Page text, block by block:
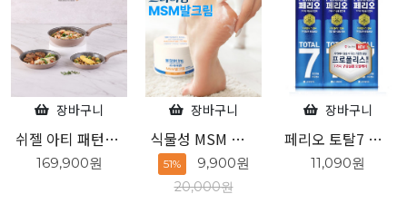
장바구니
식물성 MSM 성분 프리미엄 발크림
51% 9,900원
장바구니
페리오 토탈7 오리지널 140g 3개입
11,090원
장바구니
엘라스틴 샴푸하듯 10분 간편염색 80g 흑갈색
7,760원